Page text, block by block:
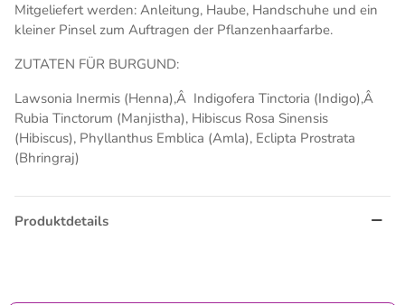
Mitgeliefert werden: Anleitung, Haube, Handschuhe und ein
kleiner Pinsel zum Auftragen der Pflanzenhaarfarbe.
ZUTATEN FÜR BURGUND:
Lawsonia Inermis (Henna),Â Indigofera Tinctoria (Indigo),Â
Rubia Tinctorum (Manjistha), Hibiscus Rosa Sinensis
(Hibiscus), Phyllanthus Emblica (Amla), Eclipta Prostrata
(Bhringraj)
Produktdetails